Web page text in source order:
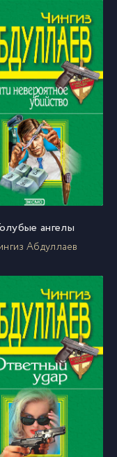
ангелы
Абдуллаев